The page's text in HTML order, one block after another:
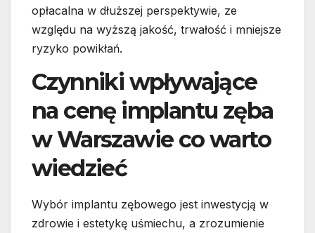
opłacalna w dłuższej perspektywie, ze
względu na wyższą jakość, trwałość i mniejsze
ryzyko powikłań.
Czynniki wpływające
na cenę implantu zęba
w Warszawie co warto
wiedzieć
Wybór implantu zębowego jest inwestycją w
zdrowie i estetykę uśmiechu, a zrozumienie